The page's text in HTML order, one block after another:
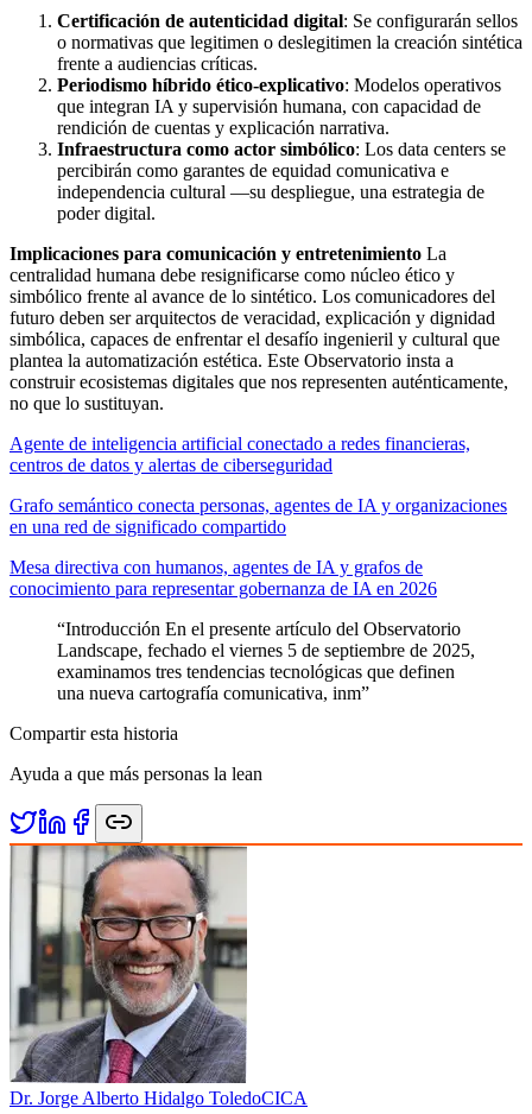
Certificación de autenticidad digital: Se configurarán sellos
o normativas que legitimen o deslegitimen la creación sintética
frente a audiencias críticas.
Periodismo híbrido ético-explicativo: Modelos operativos
que integran IA y supervisión humana, con capacidad de
rendición de cuentas y explicación narrativa.
Infraestructura como actor simbólico: Los data centers se
percibirán como garantes de equidad comunicativa e
independencia cultural —su despliegue, una estrategia de
poder digital.
Implicaciones para comunicación y entretenimiento La
centralidad humana debe resignificarse como núcleo ético y
simbólico frente al avance de lo sintético. Los comunicadores del
futuro deben ser arquitectos de veracidad, explicación y dignidad
simbólica, capaces de enfrentar el desafío ingenieril y cultural que
plantea la automatización estética. Este Observatorio insta a
construir ecosistemas digitales que nos representen auténticamente,
no que lo sustituyan.
Agente de inteligencia artificial conectado a redes financieras,
centros de datos y alertas de ciberseguridad
Grafo semántico conecta personas, agentes de IA y organizaciones
en una red de significado compartido
Mesa directiva con humanos, agentes de IA y grafos de
conocimiento para representar gobernanza de IA en 2026
“Introducción En el presente artículo del Observatorio
Landscape, fechado el viernes 5 de septiembre de 2025,
examinamos tres tendencias tecnológicas que definen
una nueva cartografía comunicativa, inm”
Compartir esta historia
Ayuda a que más personas la lean
Dr. Jorge Alberto Hidalgo ToledoCICA